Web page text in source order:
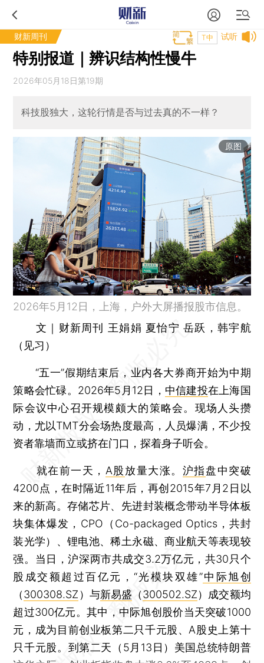
财新周刊 试听
T中
特别报道｜辨识结构性慢牛
2026年05月18日第19期
科技股独大，这轮行情是否与过去真的不一样？
原图
2026年5月12日，上海，户外大屏播报股市信息。
文｜财新周刊 王娟娟 夏怡宁 岳跃，韩宇航
（见习）
“五一”假期结束后，业内各大券商开始为中期
策略会忙碌。2026年5月12日， 中信建投在上海国
际会议中心召开规模颇大的策略会。现场人头攒
动，尤以TMT分会场热度最高，人员爆满，不少投
资者靠墙而立或挤在门口，探着身子听会。
就在前一天， A股放量大涨。 沪指盘中突破
4200点，在时隔近11年后，再创2015年7月2日以
来的新高。存储芯片、先进封装概念带动半导体板
块集体爆发，CPO（Co-packaged Optics，共封
装光学）、锂电池、稀土永磁、商业航天等表现较
强。当日，沪深两市共成交3.2万亿元，共30只个
股成交额超过百亿元，“光模块双雄”中际旭创
（300308.SZ ）与新易盛 （300502.SZ）成交额均
超过300亿元。其中，中际旭创股价当天突破1000
元，成为目前创业板第二只千元股、A股史上第十
只千元股。到第二天（5月13日）美国总统特朗普